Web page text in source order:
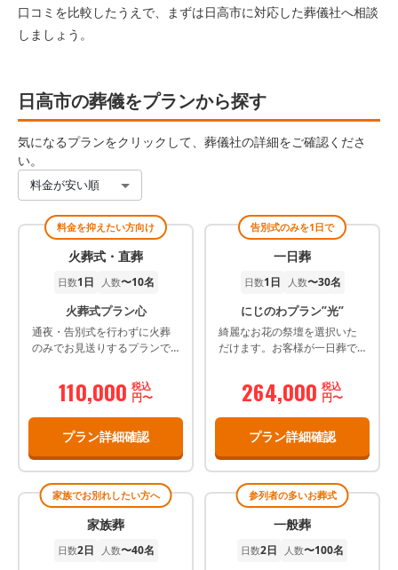
口コミを比較したうえで、まずは日高市に対応した葬儀社へ相談
しましょう。
日高市の葬儀をプランから探す
気になるプランをクリックして、葬儀社の詳細をご確認くださ
い。
料金が安い順
料金を抑えたい方向け
火葬式・直葬
日数1日 人数〜10名
火葬式プラン心
通夜・告別式を行わずに火葬
のみでお見送りするプランで
110,000 税込
円〜
プラン詳細確認
告別式のみを1日で
一日葬
日数1日 人数〜30名
にじのわプラン”光”
綺麗なお花の祭壇を選択いた
だけます。お客様が一日葬で
ん。プランの料金で葬儀がと
りおこなえます。綺麗なお花
出来るプランです。
264,000 税込
円〜
プラン詳細確認
家族でお別れしたい方へ
家族葬
日数2日 人数〜40名
参列者の多いお葬式
一般葬
日数2日 人数〜100名